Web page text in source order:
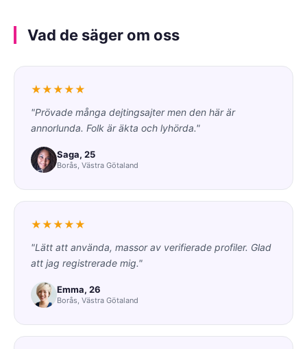
Vad de säger om oss
★★★★★
"Prövade många dejtingsajter men den här är
annorlunda. Folk är äkta och lyhörda."
Saga, 25
Borås, Västra Götaland
★★★★★
"Lätt att använda, massor av verifierade profiler. Glad
att jag registrerade mig."
Emma, 26
Borås, Västra Götaland